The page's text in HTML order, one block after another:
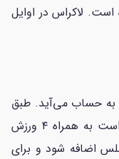
است. لاکراس در اوایل
به حساب می‌آید. طبق
توافقات جدید صورت گرفته لاکراس قرار است به همراه ۴ ورزش
المپیک ۲۰۲۸ لس آنجلس اضافه شود و برای